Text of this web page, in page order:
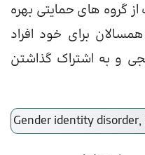
گروه های حمایتی بهره
برای خود افراد
و به اشتراک گذاشتن